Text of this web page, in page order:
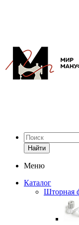
Найти
Меню
Каталог
Шторная